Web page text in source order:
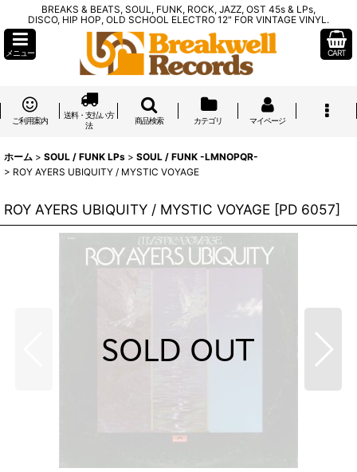
BREAKS & BEATS, SOUL, FUNK, ROCK, JAZZ, OST 45s & LPs,
DISCO, HIP HOP, OLD SCHOOL ELECTRO 12" FOR VINTAGE VINYL.
メニュー CART
ご利用案内
送料・支払い方
法
商品検索 カテゴリ マイページ
ホーム > SOUL / FUNK LPs > SOUL / FUNK -LMNOPQR-
> ROY AYERS UBIQUITY / MYSTIC VOYAGE
ROY AYERS UBIQUITY / MYSTIC VOYAGE [PD 6057]